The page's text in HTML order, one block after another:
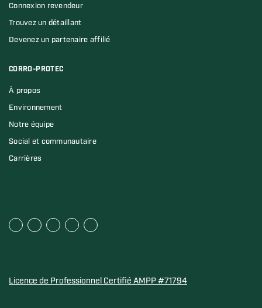
Connexion revendeur
Trouvez un détaillant
Devenez un partenaire affilié
CORRO-PROTEC
À propos
Environnement
Notre équipe
Social et communautaire
Carrières
Licence de Professionnel Certifié AMPP #71794